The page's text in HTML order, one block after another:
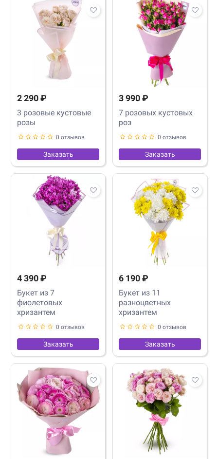
2 290 ₽
3 розовые кустовые
розы
0 отзывов
Заказать
3 990 ₽
7 розовых кустовых
роз
0 отзывов
Заказать
4 390 ₽
Букет из 7
фиолетовых
хризантем
0 отзывов
Заказать
6 190 ₽
Букет из 11
разноцветных
хризантем
0 отзывов
Заказать